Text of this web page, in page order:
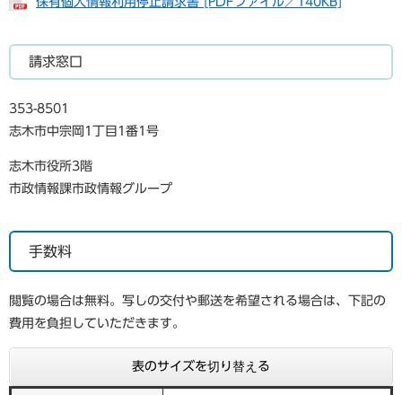
請求窓口
353-8501
志木市中宗岡1丁目1番1号
志木市役所3階
市政情報課市政情報グループ
手数料
閲覧の場合は無料。写しの交付や郵送を希望される場合は、下記の
費用を負担していただきます。
表のサイズを切り替える